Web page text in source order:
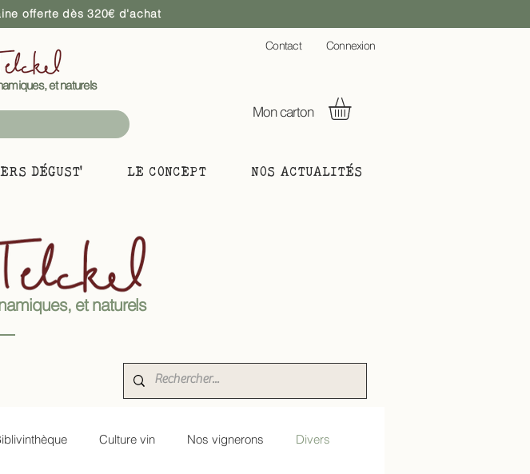
offerte dès 320€ d'achat
et naturels
Contact Connexion
Mon carton
DÉGUST' LE CONCEPT NOS ACTUALITÉS
et naturels
Culture vin Nos vignerons Divers